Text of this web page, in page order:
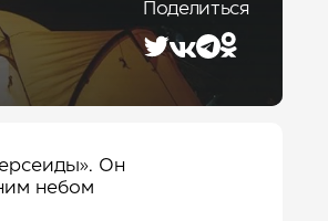
Поделиться
Он
небом